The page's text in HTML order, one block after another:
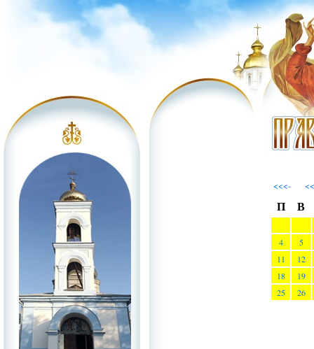
<<<- <<
П В
4
5
11
12
18
19
25
26